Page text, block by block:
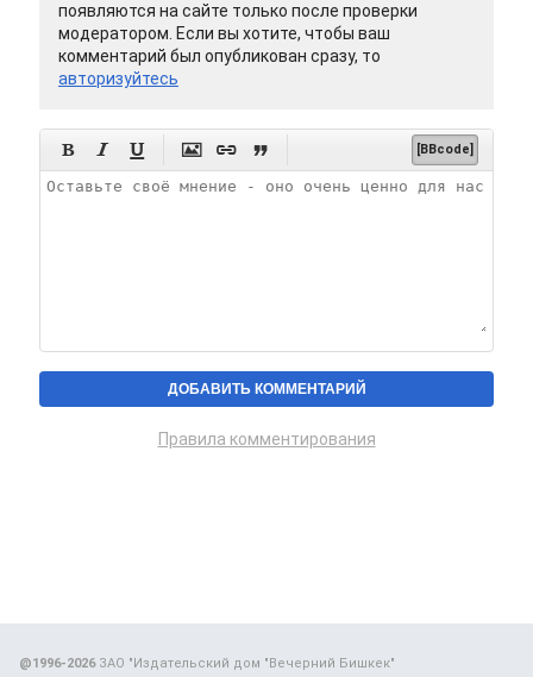
появляются на сайте только после проверки
модератором. Если вы хотите, чтобы ваш
комментарий был опубликован сразу, то
авторизуйтесь
      [BBcode]
Правила комментирования
@1996-2026ЗАО "Издательский дом "Вечерний Бишкек"